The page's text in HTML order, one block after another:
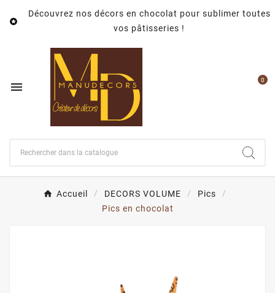

Découvrez nos décors en chocolat pour sublimer toutes
vos pâtisseries !
 0
Accueil DECORS VOLUME
Pics
Pics en chocolat